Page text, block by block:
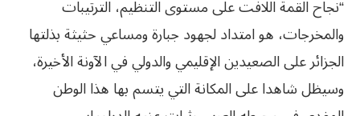
“نجاح القمة اللافت على مستوى التنظيم، الترتيبات
والمخرجات، هو امتداد لجهود جبارة ومساعي حثيثة بذلتها
الجزائر على الصعيدين الإقليمي والدولي في الآونة الأخيرة،
وسيظل شاهدا على المكانة التي يتسم بها هذا الوطن